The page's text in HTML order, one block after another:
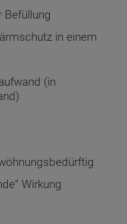
Befüllung
in einem
(in
Wirkung